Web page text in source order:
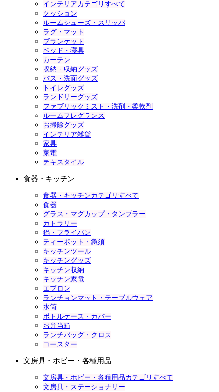
インテリアカテゴリすべて
クッション
ルームシューズ・スリッパ
ラグ・マット
ブランケット
ベッド・寝具
カーテン
収納・収納グッズ
バス・洗面グッズ
トイレグッズ
ランドリーグッズ
ファブリックミスト・洗剤・柔軟剤
ルームフレグランス
お掃除グッズ
インテリア雑貨
家具
家電
テキスタイル
食器・キッチン
食器・キッチンカテゴリすべて
食器
グラス・マグカップ・タンブラー
カトラリー
鍋・フライパン
ティーポット・急須
キッチンツール
キッチングッズ
キッチン収納
キッチン家電
エプロン
ランチョンマット・テーブルウェア
水筒
ボトルケース・カバー
お弁当箱
ランチバッグ・クロス
コースター
文房具・ホビー・各種用品
文房具・ホビー・各種用品カテゴリすべて
文房具・ステーショナリー